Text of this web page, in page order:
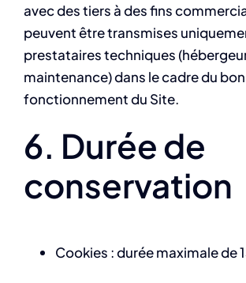
avec des tiers à des fins
peuvent être transmises
prestataires techniques
maintenance) dans le cadre du bon
fonctionnement du Site.
6. Durée de
conservation
Cookies : durée maximale de